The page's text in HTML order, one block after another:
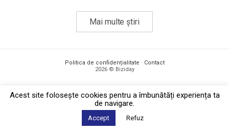
Mai multe știri
Politica de confidențialitate · Contact
2026 © Biziday
Acest site foloseşte cookies pentru a îmbunătăți experiența ta
de navigare.
Accept Refuz